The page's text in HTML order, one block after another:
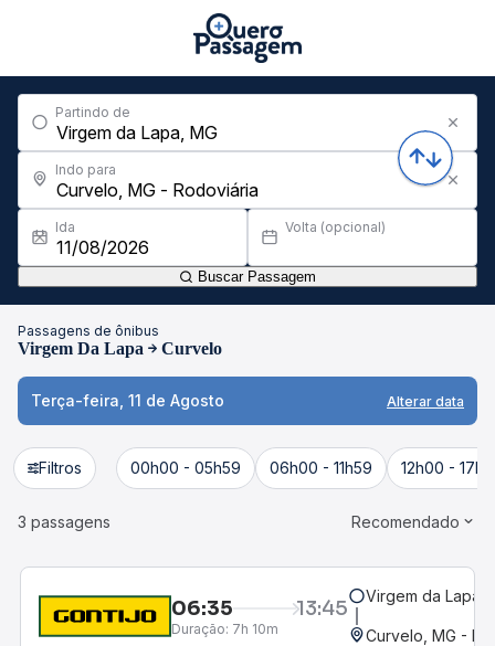
Partindo de
Indo para
Ida Volta (opcional)
Buscar Passagem
Passagens de ônibus
Virgem Da Lapa Curvelo
Terça-feira, 11 de Agosto Alterar data
Filtros 00h00 - 05h59 06h00 - 11h59 12h00 -
3 passagens Recomendado
06:35 13:45
Duração: 7h 10m
Virgem da Lapa,
Curvelo, MG -